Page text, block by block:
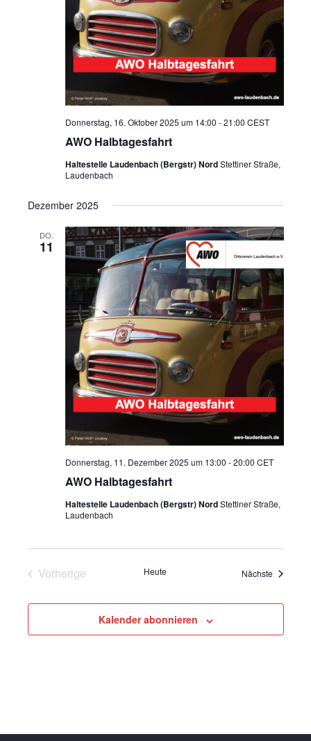
AWO Halbtagesfahrt
Donnerstag, 16. Oktober 2025 um 14:00 -21:00 CEST
Haltestelle Laudenbach (Bergstr) NordStettiner Straße,
Laudenbach
Dezember 2025
DO.
11
AWO Halbtagesfahrt
Donnerstag, 11. Dezember 2025 um 13:00 -20:00 CET
Haltestelle Laudenbach (Bergstr) NordStettiner Straße,
Laudenbach
Vorherige
Heute Nächste
Kalender abonnieren